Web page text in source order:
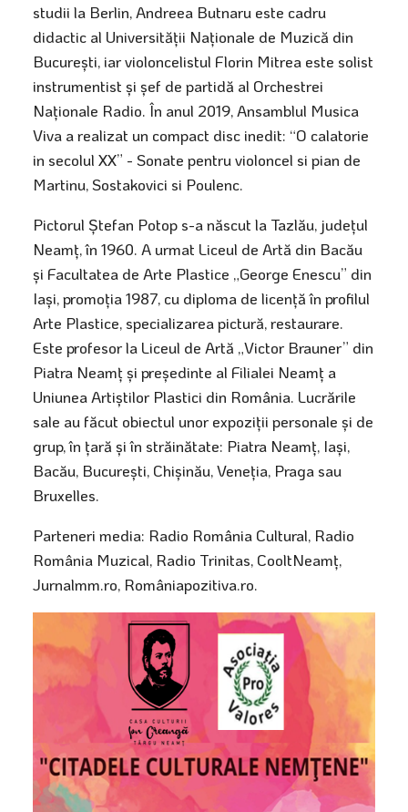
studii la Berlin, Andreea Butnaru este cadru
didactic al Universității Naționale de Muzică din
București, iar violoncelistul Florin Mitrea este solist
instrumentist și șef de partidă al Orchestrei
Naționale Radio. În anul 2019, Ansamblul Musica
Viva a realizat un compact disc inedit: “O calatorie
in secolul XX” - Sonate pentru violoncel si pian de
Martinu, Sostakovici si Poulenc.
Pictorul Ștefan Potop s-a născut la Tazlău, județul
Neamț, în 1960. A urmat Liceul de Artă din Bacău
și Facultatea de Arte Plastice „George Enescu” din
Iași, promoția 1987, cu diploma de licență în profilul
Arte Plastice, specializarea pictură, restaurare.
Este profesor la Liceul de Artă „Victor Brauner” din
Piatra Neamț și președinte al Filialei Neamț a
Uniunea Artiștilor Plastici din România. Lucrările
sale au făcut obiectul unor expoziții personale și de
grup, în țară și în străinătate: Piatra Neamț, Iași,
Bacău, București, Chișinău, Veneția, Praga sau
Bruxelles.
Parteneri media: Radio România Cultural, Radio
România Muzical, Radio Trinitas, CooltNeamț,
Jurnalmm.ro, Româniapozitiva.ro.